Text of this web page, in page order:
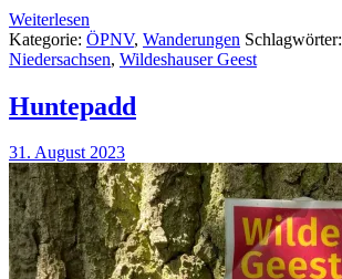
Weiterlesen
Kategorie: ÖPNV, Wanderungen Schlagwörter:
Niedersachsen, Wildeshauser Geest
Huntepadd
31. August 2023